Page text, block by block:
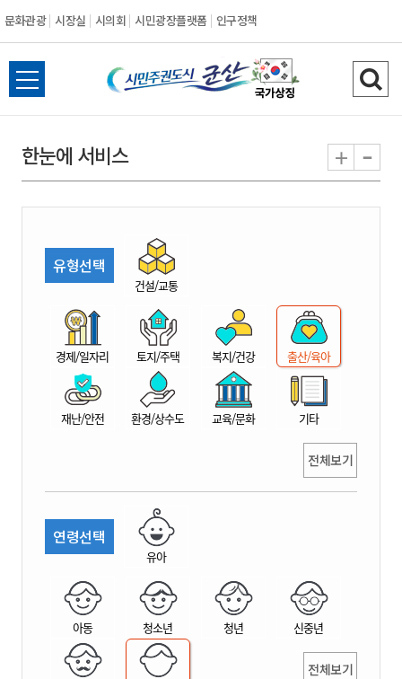
문화관광 시장실 시의회 시민광장플랫폼 인구정책
시
민
권
시
산
전
체
뉴
열
검
색
기
한눈에 서비스 + -
유형선택
건설/교통
경제/일자리 토지/주택 복지/건강 출산/육아
재난/안전 환경/상수도 교육/문화 기타
전체보기
연령선택
유아
아동 청소년 청년 신중년
전체보기